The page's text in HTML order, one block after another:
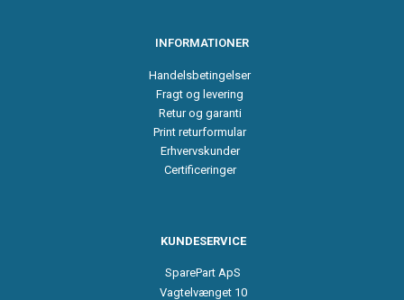
INFORMATIONER
Handelsbetingelser
Fragt og levering
Retur og garanti
Print returformular
Erhvervskunder
Certificeringer
KUNDESERVICE
SparePart ApS
Vagtelvænget 10